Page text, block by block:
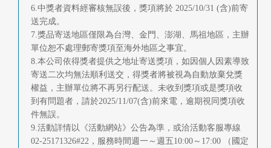
6.中獎者資料經審核無誤後，獎項將於 2025/10/31 (含)前寄
送完成。
7.獎品寄送地區僅限為台灣、金門、澎湖、馬祖地區，主辦
單位恕不處理郵寄獎項至海外地區之事宜。
8.本公司依得獎者提供之地址寄送獎項，如因個人因素導致
寄送二次均無法順利送交，得獎者將被視為自動放棄兌獎
權益，主辦單位將不再另行配送。未收到獎項或是獎項收
到有問題者，請於2025/11/07(含)前來電，逾期視同獎項收
件無誤。
9.活動詳情以《活動網站》公告為準，或洽活動客服專線
02-25171326#22，服務時間週一～週五10:00～17:00 （國定